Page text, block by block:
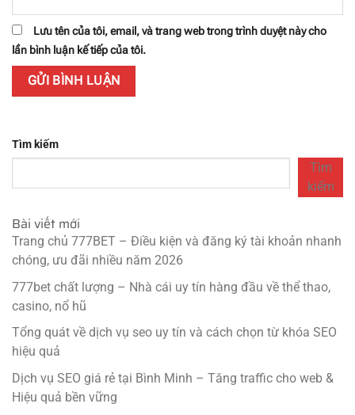
Lưu tên của tôi, email, và trang web trong trình duyệt này cho
lần bình luận kế tiếp của tôi.
Tìm kiếm
Tìm
kiếm
Bài viết mới
Trang chủ 777BET – Điều kiện và đăng ký tài khoản nhanh
chóng, ưu đãi nhiều năm 2026
777bet chất lượng – Nhà cái uy tín hàng đầu về thể thao,
casino, nổ hũ
Tổng quát về dịch vụ seo uy tín và cách chọn từ khóa SEO
hiệu quả
Dịch vụ SEO giá rẻ tại Bình Minh – Tăng traffic cho web &
Hiệu quả bền vững